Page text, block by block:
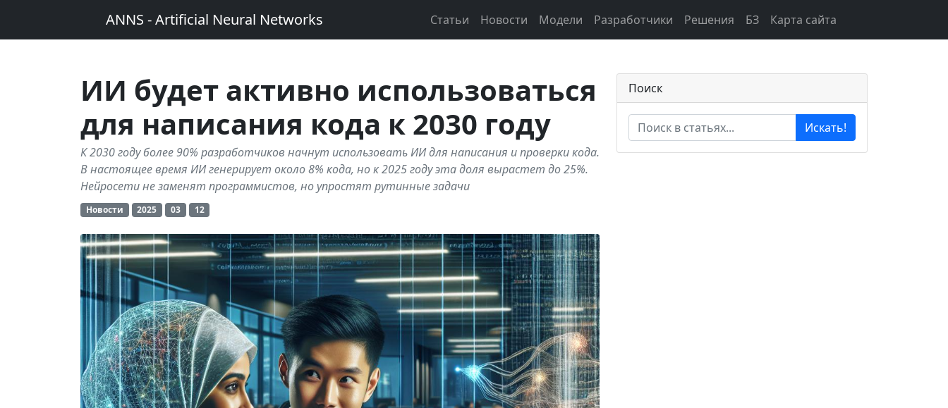
ANNS - Artificial Neural Networks Статьи Новости Модели Разработчики Решения БЗ Карта сайта
ИИ будет активно использоваться
для написания кода к 2030 году
К 2030 году более 90% разработчиков начнут использовать ИИ для написания и проверки кода.
В настоящее время ИИ генерирует около 8% кода, но к 2025 году эта доля вырастет до 25%.
Нейросети не заменят программистов, но упростят рутинные задачи
Новости 2025 03 12
Поиск
Искать!